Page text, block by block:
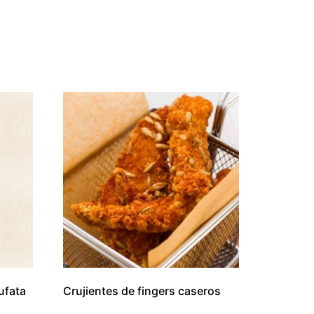
Crujientes de fingers caseros